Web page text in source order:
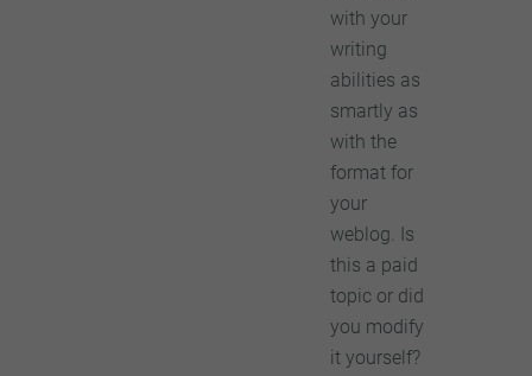
with your
writing
abilities as
smartly as
with the
format for
your
weblog. Is
this a paid
topic or did
you modify
it yourself?